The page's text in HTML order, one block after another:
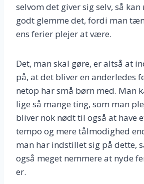
selvom det giver sig selv, så kan
godt glemme det, fordi man
ens ferier plejer at være.
Det, man skal gøre, er altså at
på, at det bliver en anderledes
netop har små børn med. Man
lige så mange ting, som man
bliver nok nødt til også at have
tempo og mere tålmodighed
man har indstillet sig på dette,
også meget nemmere at nyde
er.